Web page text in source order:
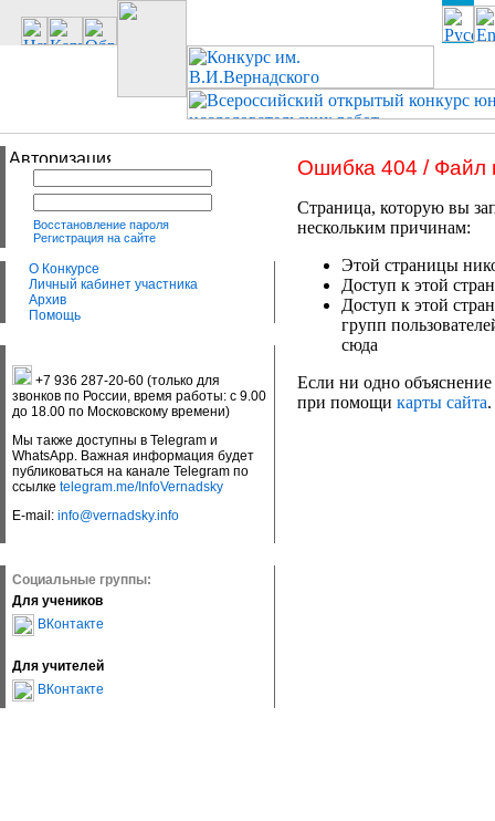
Восстановление пароля
Регистрация на сайте
О Конкурсе
Личный кабинет участника
Архив
Помощь
+7 936 287-20-60 (только для
звонков по России, время работы: с 9.00
до 18.00 по Московскому времени)
Мы также доступны в Telegram и
WhatsApp. Важная информация будет
публиковаться на канале Telegram по
ссылке telegram.me/InfoVernadsky
E-mail: info@vernadsky.info
Социальные группы:
Для учеников
ВКонтакте
Для учителей
ВКонтакте
Ошибка 404 / Файл
Страница, которую вы
нескольким причинам:
Этой страницы
Доступ к этой
Доступ к этой
групп
сюда
Если ни одно объяснение
при помощи карты сайта.